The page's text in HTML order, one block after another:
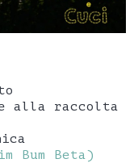
alla raccolta
Bum Beta)